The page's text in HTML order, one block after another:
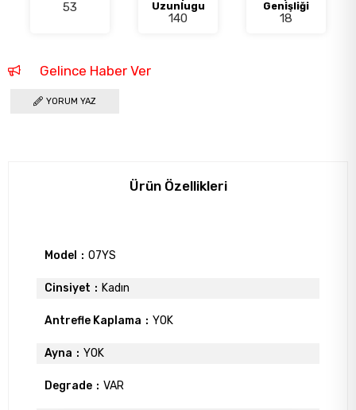
53
Uzunlugu
140
Genişliği
18
Gelince Haber Ver
YORUM YAZ
Ürün Özellikleri
Model 07YS
Cinsiyet Kadın
Antrefle Kaplama YOK
Ayna YOK
Degrade VAR